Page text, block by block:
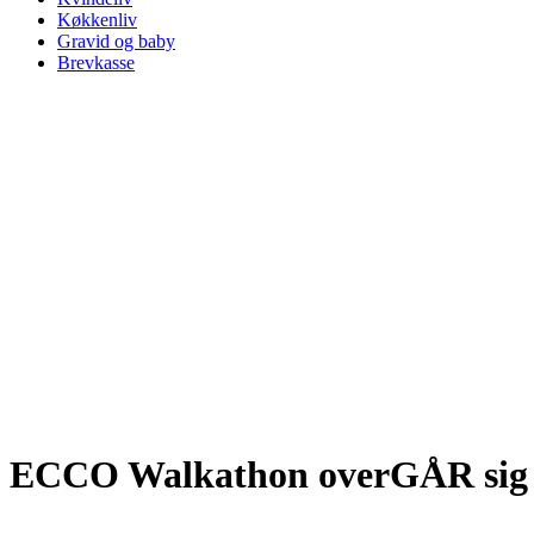
Køkkenliv
Gravid og baby
Brevkasse
ECCO Walkathon overGÅR sig